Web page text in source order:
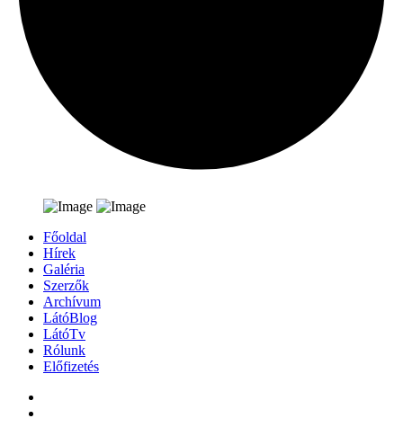
Főoldal
Hírek
Galéria
Szerzők
Archívum
LátóBlog
LátóTv
Rólunk
Előfizetés